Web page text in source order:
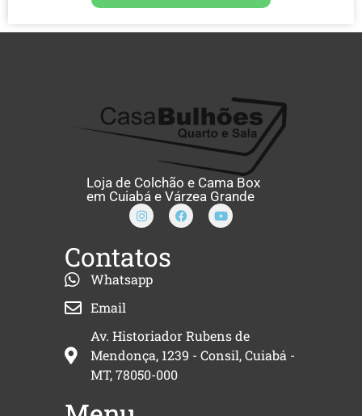
Loja de Colchão e Cama Box
em Cuiabá e Várzea Grande
Contatos
Whatsapp
Email
Av. Historiador Rubens de
Mendonça, 1239 - Consil, Cuiabá -
MT, 78050-000